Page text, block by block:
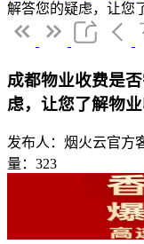
解答您的疑虑，让您
成都物业收费是
虑，让您了解物业
发布人：烟火云官方
量：323